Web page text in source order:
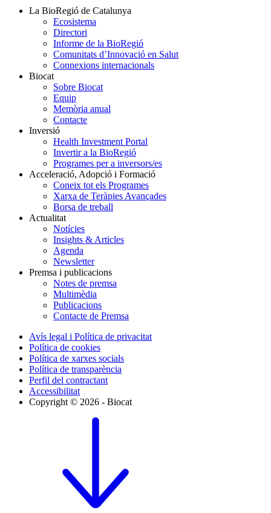
La BioRegió de Catalunya
Ecosistema
Directori
Informe de la BioRegió
Comunitats d’Innovació en Salut
Connexions internacionals
Biocat
Sobre Biocat
Equip
Memòria anual
Contacte
Inversió
Health Investment Portal
Invertir a la BioRegió
Programes per a inversors/es
Acceleració, Adopció i Formació
Coneix tot els Programes
Xarxa de Teràpies Avançades
Borsa de treball
Actualitat
Notícies
Insights & Articles
Agenda
Newsletter
Premsa i publicacions
Notes de premsa
Multimèdia
Publicacions
Contacte de Premsa
Avís legal i Política de privacitat
Política de cookies
Política de xarxes socials
Política de transparència
Perfil del contractant
Accessibilitat
Copyright © 2026 - Biocat